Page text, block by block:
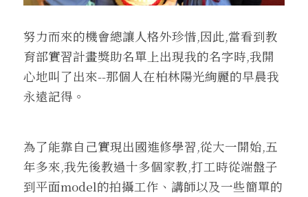
努力而來的機會總讓人格外珍惜,因此,當看到教
育部實習計畫獎助名單上出現我的名字時,我開
心地叫了出來--那個人在柏林陽光絢麗的早晨我
永遠記得。
為了能靠自己實現出國進修學習,從大一開始,五
年多來,我先後教過十多個家教,打工時從端盤子
到平面model的拍攝工作、講師以及一些簡單的